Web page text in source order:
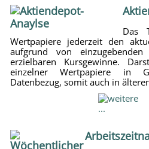
Das
Wertpapiere jederzeit den
aufgrund von einzugebenden
erzielbaren Kursgewinne.
einzelner Wertpapiere in
Datenbezug, somit auch in